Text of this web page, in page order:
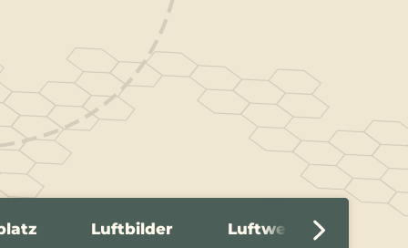
Luftbilder Luftwerbung